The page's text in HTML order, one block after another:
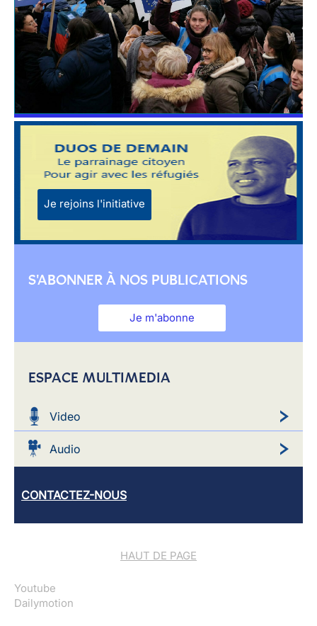
Je rejoins l'initiative
S'ABONNER À NOS PUBLICATIONS
Je m'abonne
ESPACE MULTIMEDIA
Video
Audio
CONTACTEZ-NOUS
HAUT DE PAGE
Youtube
Dailymotion